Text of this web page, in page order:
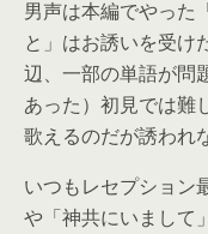
男声は本編でやった
と」はお誘いを受け
辺、一部の単語が問
あった）初見では難
歌えるのだが誘われ
いつもレセプション
や「神共にいまして